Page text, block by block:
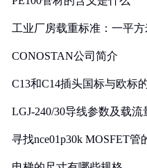
工业厂房载重标准：一平
CONOSTAN公司简介
C13和C14插头国标与欧标
LGJ-240/30导线参数及载流
寻找nce01p30k MOSFET